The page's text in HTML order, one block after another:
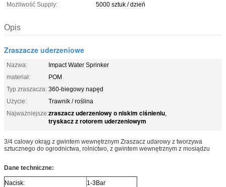
Możliwość Supply:
5000 sztuk / dzień
Opis
Zraszacze uderzeniowe
Nazwa:
Impact Water Sprinker
materiał:
POM
Typ zraszacza: 360-biegowy napęd
Użycie:
Trawnik / roślina
Najważniejsze:zraszacz uderzeniowy o niskim ciśnieniu,
tryskacz z rotorem uderzeniowym
3/4 calowy okrąg z gwintem wewnętrznym Zraszacz udarowy z tworzywa
sztucznego do ogrodnictwa, rolnictwo, z gwintem wewnętrznym z mosiądzu
Dane techniczne:
Nacisk:
1-3Bar